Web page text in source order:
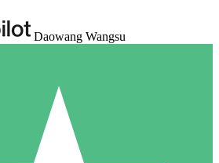
Daowang Wangsu